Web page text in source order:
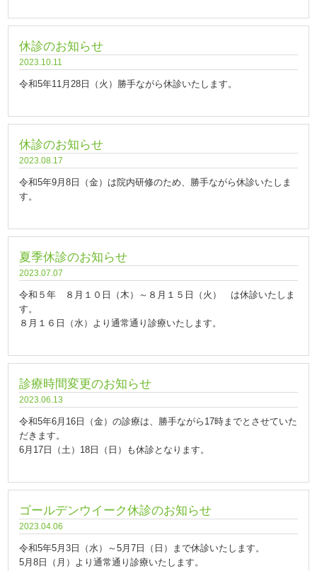
休診のお知らせ
2023.10.11
令和5年11月28日（火）勝手ながら休診いたします。
休診のお知らせ
2023.08.17
令和5年9月8日（金）は院内研修のため、勝手ながら休診いたしま
す。
夏季休診のお知らせ
2023.07.07
令和５年 ８月１０日（木）～８月１５日（火） は休診いたしま
す。
８月１６日（水）より通常通り診療いたします。
診療時間変更のお知らせ
2023.06.13
令和5年6月16日（金）の診療は、勝手ながら17時までとさせていた
だきます。
6月17日（土）18日（日）も休診となります。
ゴールデンウイーク休診のお知らせ
2023.04.06
令和5年5月3日（水）～5月7日（日）まで休診いたします。
5月8日（月）より通常通り診療いたします。